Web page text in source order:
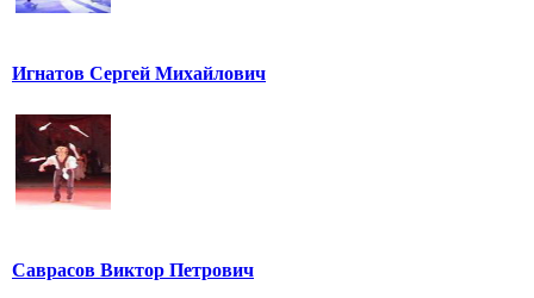
Игнатов Сергей Михайлович
Саврасов Виктор Петрович